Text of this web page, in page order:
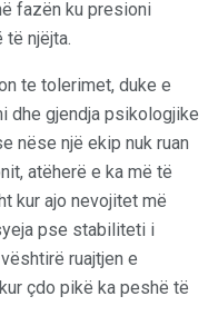
fazën ku presioni
të njëjta.
te tolerimet, duke e
dhe gjendja psikologjike
nëse një ekip nuk ruan
atëherë e ka më të
kur ajo nevojitet më
pse stabiliteti i
ruajtjen e
çdo pikë ka peshë të